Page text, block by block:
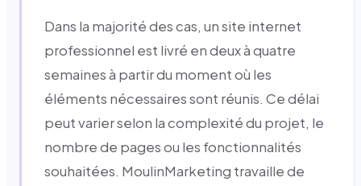
Dans la majorité des cas, un site internet
professionnel est livré en deux à quatre
semaines à partir du moment où les
éléments nécessaires sont réunis. Ce délai
peut varier selon la complexité du projet, le
nombre de pages ou les fonctionnalités
souhaitées. MoulinMarketing travaille de